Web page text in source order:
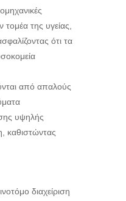
τομέα της υγείας,
ότι τα
από απαλούς
υψηλής
καθιστώντας
διαχείριση